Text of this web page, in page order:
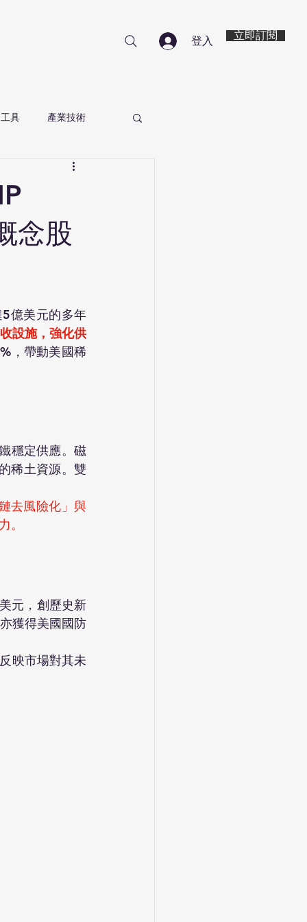
登入 立即訂閱
具 產業技術
念股
億美元的多年
設施，強化供
，帶動美國稀
穩定供應。磁
稀土資源。雙
去風險化」與
。
元，創歷史新
獲得美國國防
映市場對其未